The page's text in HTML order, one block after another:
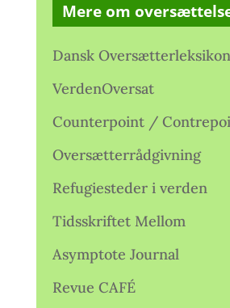
Mere om
Dansk Oversætterleksikon
VerdenOversat
Counterpoint /
Oversætterrådgivning
Refugiesteder i verden
Tidsskriftet Mellom
Asymptote Journal
Revue CAFÉ